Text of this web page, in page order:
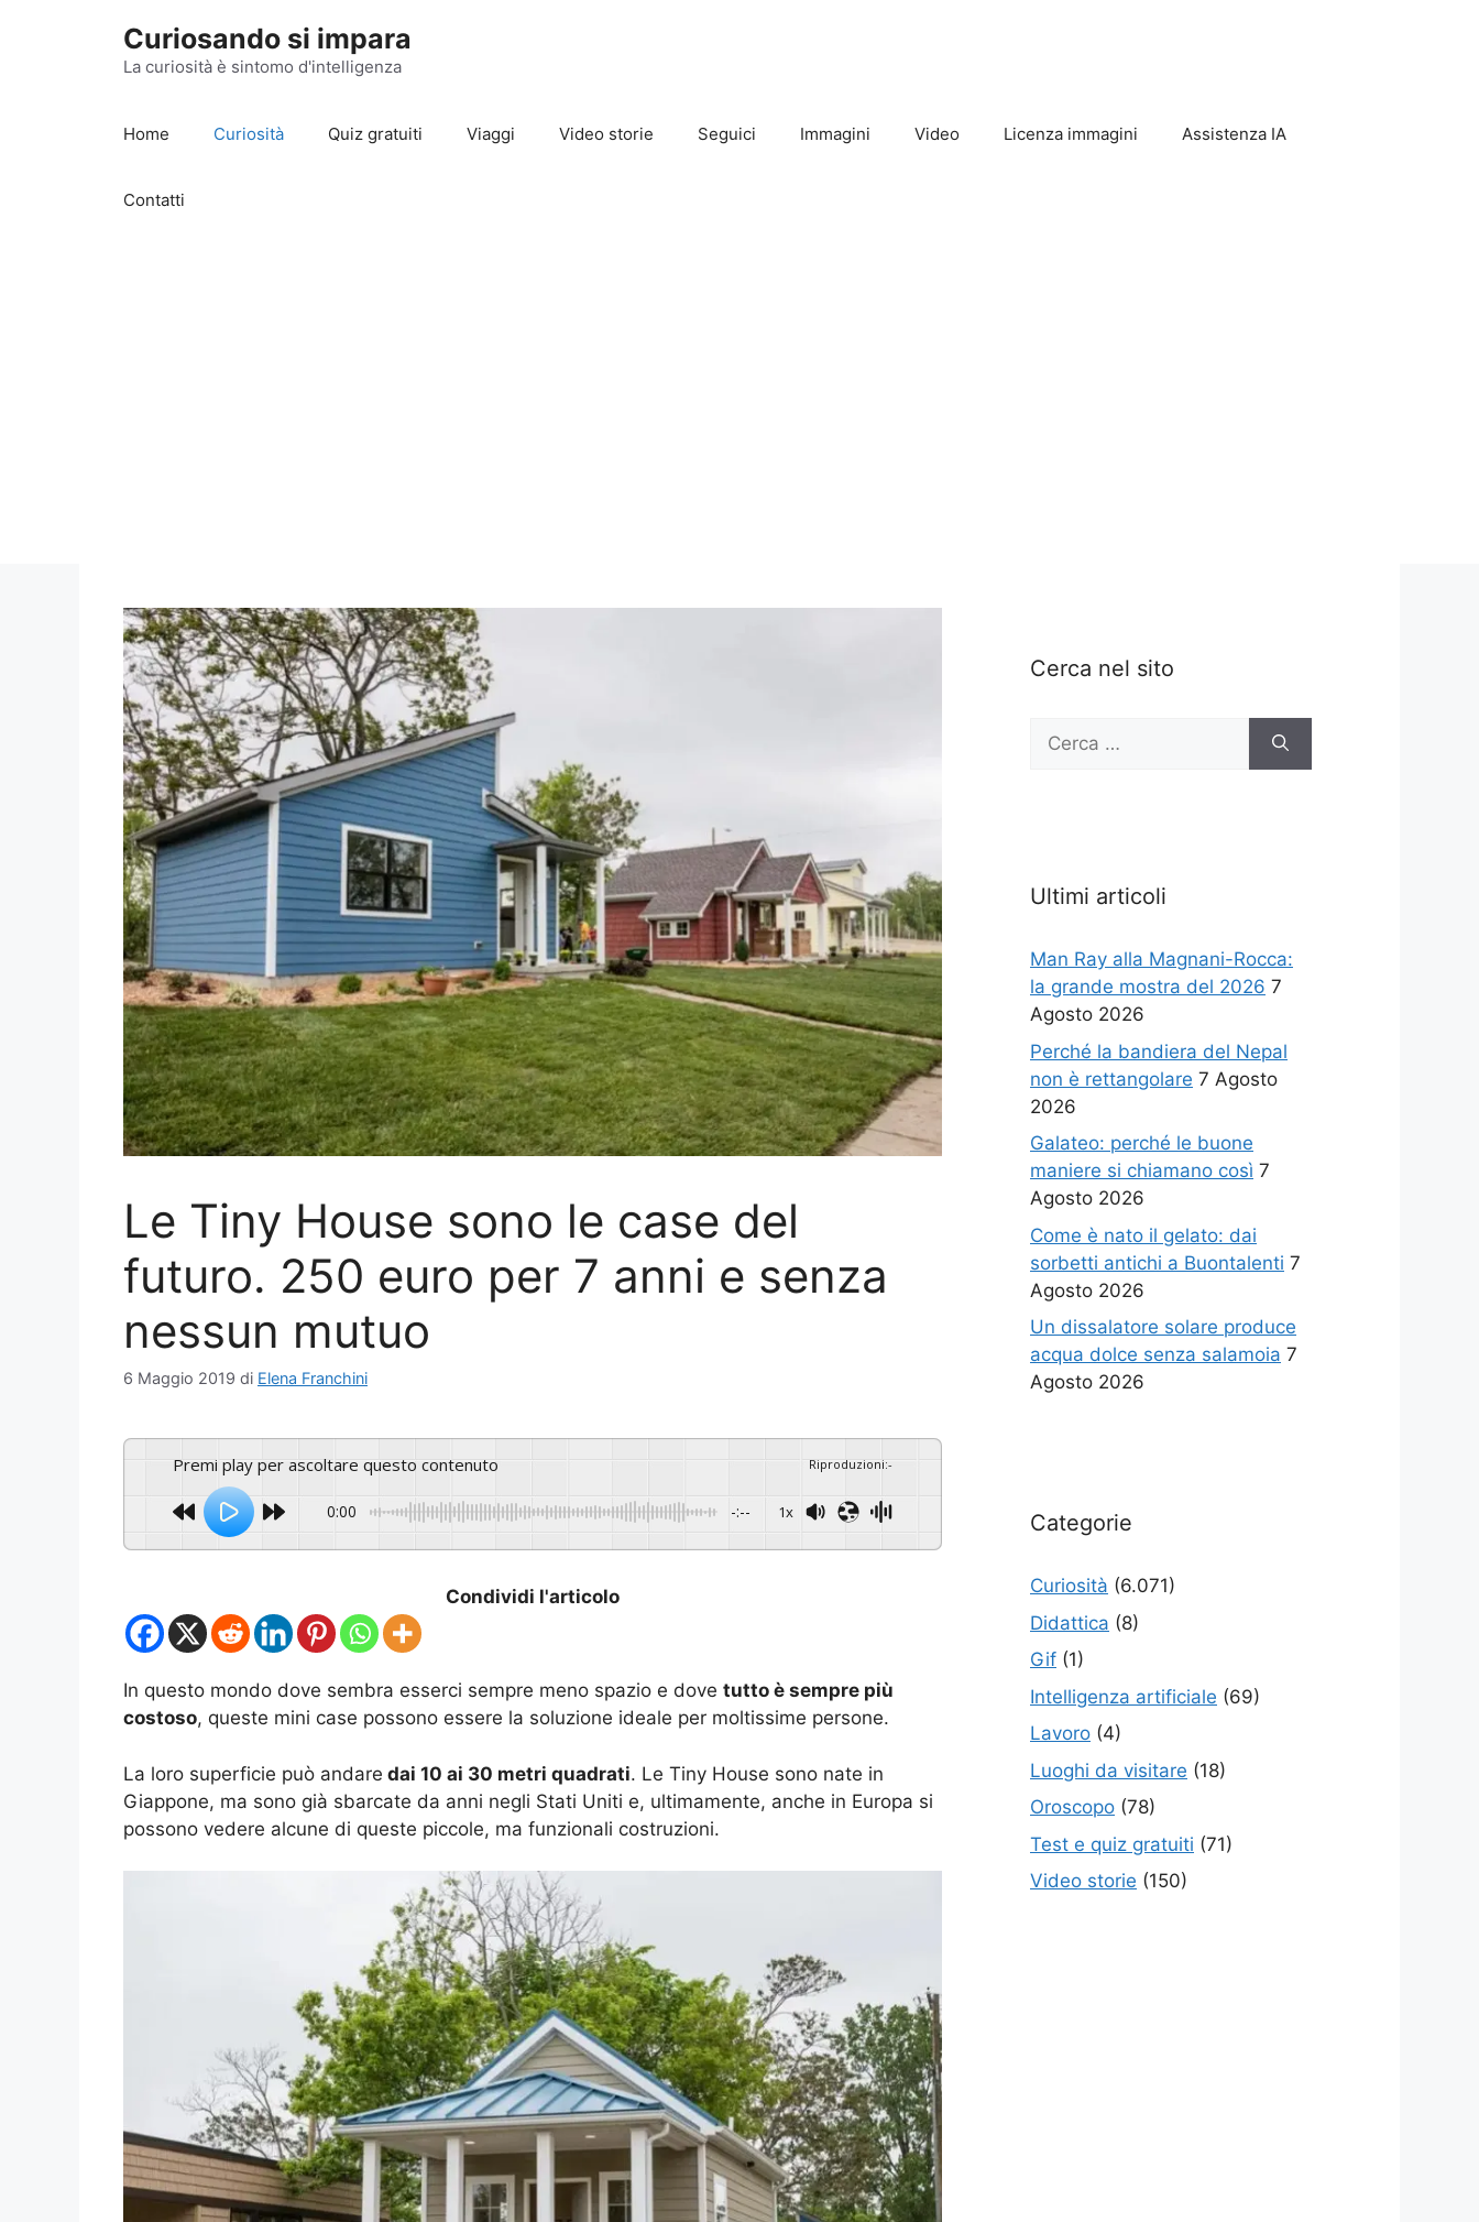
Curiosando si impara
La curiosità è sintomo d'intelligenza
Home Curiosità Quiz gratuiti Viaggi Video storie Seguici Immagini Video Licenza immagini Assistenza IA
Contatti
Le Tiny House sono le case del
futuro. 250 euro per 7 anni e senza
nessun mutuo
6 Maggio 2019 di Elena Franchini
Premi play per ascoltare questo contenuto Riproduzioni:-
0:00 -:-- 1x
Condividi l'articolo
In questo mondo dove sembra esserci sempre meno spazio e dove tutto è sempre più
costoso, queste mini case possono essere la soluzione ideale per moltissime persone.
La loro superficie può andare dai 10 ai 30 metri quadrati. Le Tiny House sono nate in
Giappone, ma sono già sbarcate da anni negli Stati Uniti e, ultimamente, anche in Europa si
possono vedere alcune di queste piccole, ma funzionali costruzioni.
Cerca nel sito
Ricerca
Ultimi articoli
Man Ray alla Magnani-Rocca:
la grande mostra del 2026 7
Agosto 2026
Perché la bandiera del Nepal
non è rettangolare 7 Agosto
2026
Galateo: perché le buone
maniere si chiamano così 7
Agosto 2026
Come è nato il gelato: dai
sorbetti antichi a Buontalenti 7
Agosto 2026
Un dissalatore solare produce
acqua dolce senza salamoia 7
Agosto 2026
Categorie
Curiosità (6.071)
Didattica (8)
Gif (1)
Intelligenza artificiale (69)
Lavoro (4)
Luoghi da visitare (18)
Oroscopo (78)
Test e quiz gratuiti (71)
Video storie (150)